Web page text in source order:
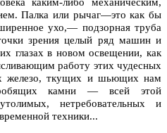
Палка или рычаг—это как бы
ухо,— подзорная труба
зрения целый ряд машин и
глазах в новом освещении, как
работу этих чудесных
ткущих и шьющих нам
камни — всей этой
нетребовательных и
техники...